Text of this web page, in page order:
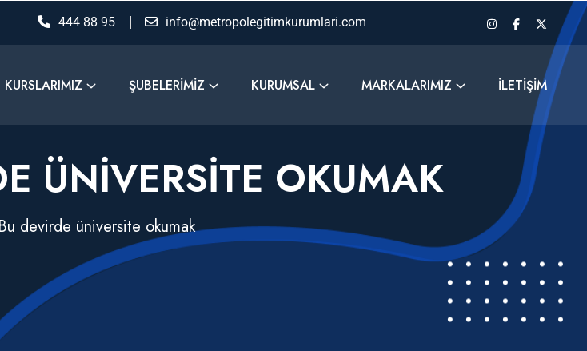
444 88 95 info@metropolegitimkurumlari.com
KURSLARIMIZ ŞUBELERIMIZ KURUMSAL MARKALARIMIZ İLETIŞIM
ÜNIVERSITE OKUMAK
Bu devirde üniversite okumak